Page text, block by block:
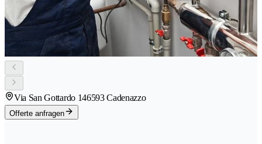
Via San Gottardo 146593 Cadenazzo
Offerte anfragen